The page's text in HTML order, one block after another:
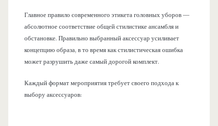
Главное правило современного этикета головных уборов —
абсолютное соответствие общей стилистике ансамбля и
обстановке. Правильно выбранный аксессуар усиливает
концепцию образа, в то время как стилистическая ошибка
может разрушить даже самый дорогой комплект.
Каждый формат мероприятия требует своего подхода к
выбору аксессуаров: